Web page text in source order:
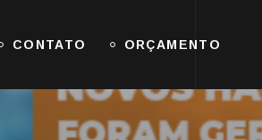
CONTATO ORÇAMENTO